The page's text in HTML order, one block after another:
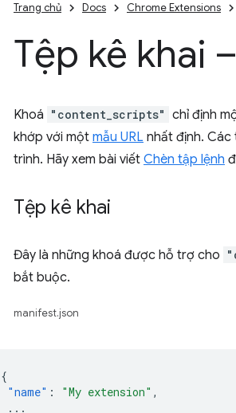
Trang chủ Docs Chrome Extensions
Tệp kê khai
Khoá "content_scripts" chỉ định
khớp với một mẫu URL nhất định.
trình. Hãy xem bài viết Chèn tập lệnh
Tệp kê khai
Đây là những khoá được hỗ trợ cho
bắt buộc.
manifest.json
{
"name" : "My extension" ,
...